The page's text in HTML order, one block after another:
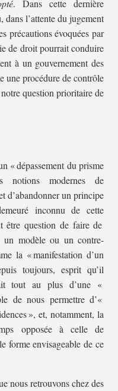
. Dans cette dernière
dans l’attente du jugement
précautions évoquées par
de droit pourrait conduire
à un gouvernement des
une procédure de contrôle
question prioritaire de
« dépassement du prisme
notions modernes de
d’abandonner un principe
inconnu de cette
question de faire de
un modèle ou un contre-
la « manifestation d’un
toujours, esprit qu’il
tout au plus d’une «
de nous permettre d’«
», et, notamment, la
opposée à celle de
forme envisageable de ce
nous retrouvons chez des